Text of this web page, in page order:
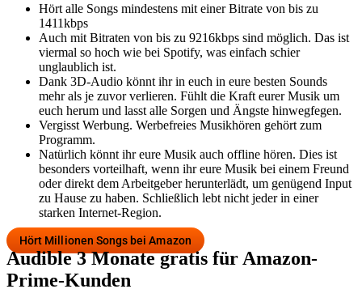
Hört alle Songs mindestens mit einer Bitrate von bis zu
1411kbps
Auch mit Bitraten von bis zu 9216kbps sind möglich. Das ist
viermal so hoch wie bei Spotify, was einfach schier
unglaublich ist.
Dank 3D-Audio könnt ihr in euch in eure besten Sounds
mehr als je zuvor verlieren. Fühlt die Kraft eurer Musik um
euch herum und lasst alle Sorgen und Ängste hinwegfegen.
Vergisst Werbung. Werbefreies Musikhören gehört zum
Programm.
Natürlich könnt ihr eure Musik auch offline hören. Dies ist
besonders vorteilhaft, wenn ihr eure Musik bei einem Freund
oder direkt dem Arbeitgeber herunterlädt, um genügend Input
zu Hause zu haben. Schließlich lebt nicht jeder in einer
starken Internet-Region.
Hört Millionen Songs bei Amazon
Audible 3 Monate gratis für Amazon-
Prime-Kunden